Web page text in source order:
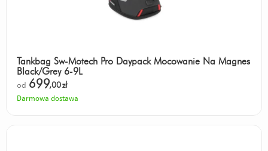
Tankbag Sw-Motech Pro Daypack Mocowanie Na Magnes
Black/Grey 6-9L
od 699,00zł
Darmowa dostawa